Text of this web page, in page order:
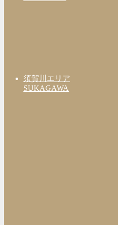
須賀川エリア
SUKAGAWA